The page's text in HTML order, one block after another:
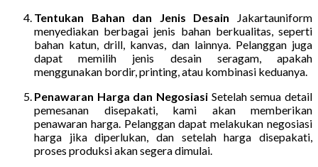
Tentukan Bahan dan Jenis Desain Jakartauniform
menyediakan berbagai jenis bahan berkualitas, seperti
bahan katun, drill, kanvas, dan lainnya. Pelanggan juga
dapat memilih jenis desain seragam, apakah
menggunakan bordir, printing, atau kombinasi keduanya.
Penawaran Harga dan Negosiasi Setelah semua detail
pemesanan disepakati, kami akan memberikan
penawaran harga. Pelanggan dapat melakukan negosiasi
harga jika diperlukan, dan setelah harga disepakati,
proses produksi akan segera dimulai.